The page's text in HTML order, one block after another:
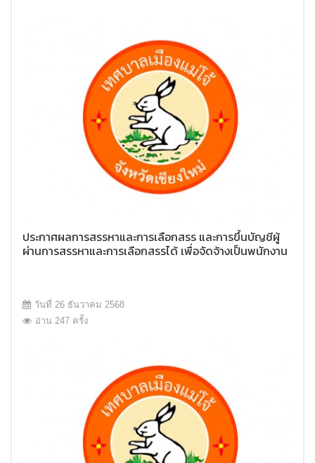
ประกาศผลการสรรหาและการเลือกสรร และการขึ้นบัญชีผู้
ผ่านการสรรหาและการเลือกสรรได้ เพื่อจัดจ้างเป็นพนักงาน
วันที่ 26 ธันวาคม 2568
อ่าน 247 ครั้ง